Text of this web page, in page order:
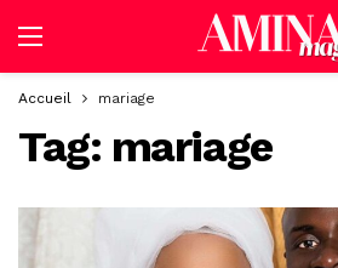
Accueil mariage
Tag: mariage